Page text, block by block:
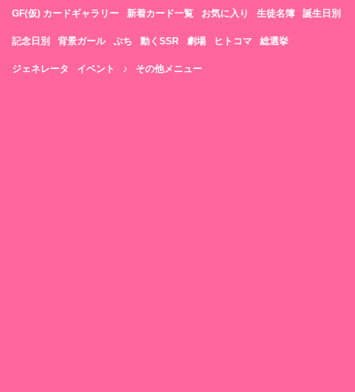
GF(仮) カードギャラリー 新着カード一覧 お気に入り 生徒名簿 誕生日別
記念日別 背景ガール ぷち 動くSSR 劇場 ヒトコマ 総選挙
ジェネレータ イベント ♪ その他メニュー